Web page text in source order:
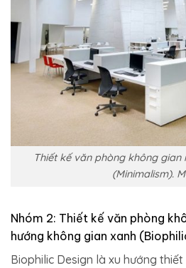
Thiết kế văn phòng không
(Minimalism).
Nhóm 2: Thiết kế văn phòng
hướng không gian xanh
Biophilic Design là xu hướng